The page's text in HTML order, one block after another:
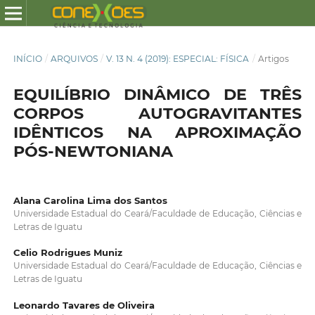
INÍCIO / ARQUIVOS / V. 13 N. 4 (2019): ESPECIAL: FÍSICA / Artigos
EQUILÍBRIO DINÂMICO DE TRÊS
CORPOS AUTOGRAVITANTES
IDÊNTICOS NA APROXIMAÇÃO
PÓS-NEWTONIANA
Alana Carolina Lima dos Santos
Universidade Estadual do Ceará/Faculdade de Educação, Ciências e
Letras de Iguatu
Celio Rodrigues Muniz
Universidade Estadual do Ceará/Faculdade de Educação, Ciências e
Letras de Iguatu
Leonardo Tavares de Oliveira